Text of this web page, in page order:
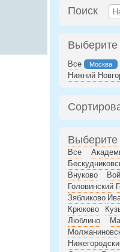
Поиск
Выберите
Все Москва
Нижний
Выберите
Все
Внуково
Головинский
Зябликово
Крюково
Люблино